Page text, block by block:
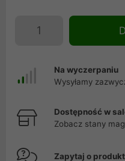
Na wyczerpaniu
Wysyłamy
Dostępność w
Zobacz stany
Zapytaj o produkt